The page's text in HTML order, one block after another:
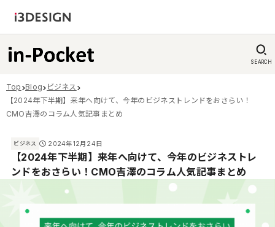
SEARCH
Top Blog
ビジネス
【2024年下半期】来年へ向けて、今年のビジネストレンドをおさらい！
CMO吉澤のコラム人気記事まとめ
ビジネス 2024年12月24日
【2024年下半期】来年へ向けて、今年のビジネストレ
ンドをおさらい！CMO吉澤のコラム人気記事まとめ